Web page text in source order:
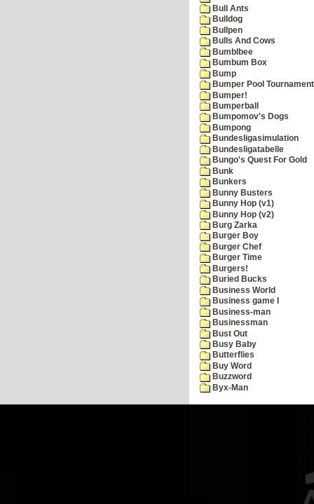
Bull Ants
Bulldog
Bullpen
Bulls And Cows
Bumblbee
Bumbum Box
Bump
Bumper Pool Tournament
Bumper!
Bumperball
Bumpomov's Dogs
Bumpong
Bundesligasimulation
Bundesligatabelle
Bungo's Quest For Gold
Bunk
Bunkers
Bunny Busters
Bunny Hop (v1)
Bunny Hop (v2)
Burg Zarka
Burger Boy
Burger Chef
Burger Time
Burgers!
Buried Bucks
Business World
Business game I
Business-man
Businessman
Bust Out
Busy Baby
Butterflies
Buy Word
Buzzword
Byx-Man